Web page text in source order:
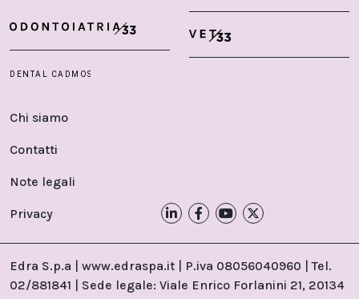
Chi siamo
Contatti
Note legali
Privacy
Edra S.p.a | www.edraspa.it | P.iva 08056040960 | Tel.
02/881841 | Sede legale: Viale Enrico Forlanini 21, 20134